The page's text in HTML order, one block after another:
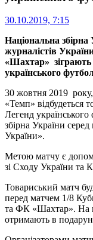
30.10.2019, 7:15
Національна збірна
журналістів
«Шахтар»
українського
30 жовтня 2019
«Темп» відбудеться
Легенд
збірна України серед
України».
Метою матчу є
зі Сходу України та
Товариський матч
перед матчем 1/8
та ФК «Шахтар». На
отримають в